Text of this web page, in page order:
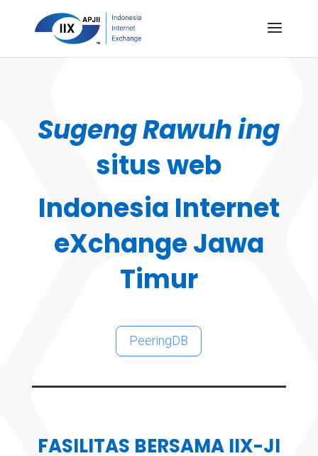
Sugeng Rawuh ing
situs web
Indonesia Internet
eXchange Jawa
Timur
PeeringDB
FASILITAS BERSAMA IIX-JI